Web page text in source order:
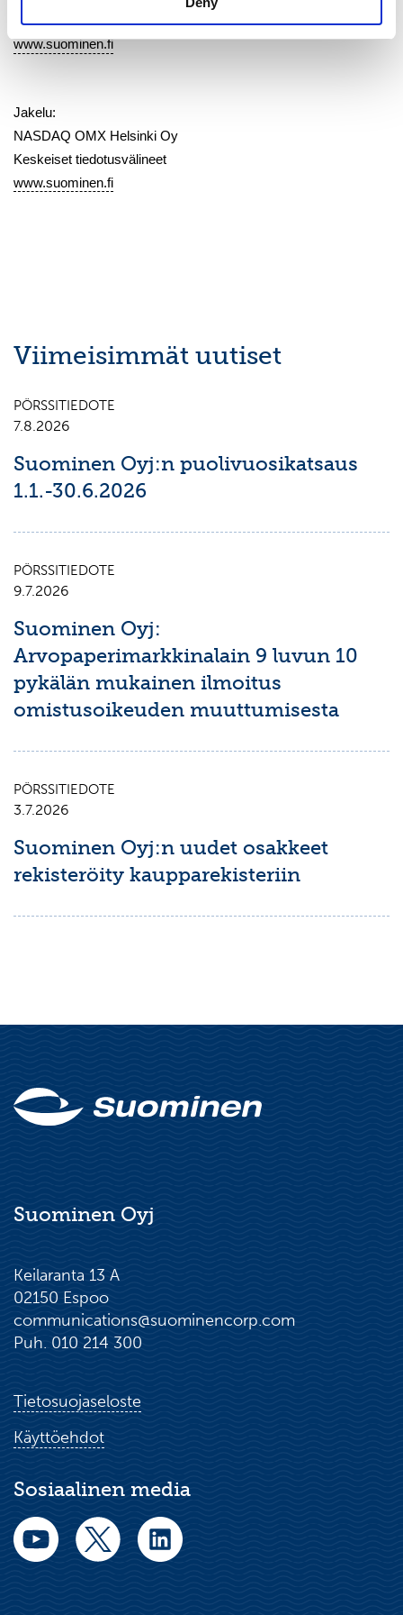
900. Suominen on listattuna NASDAQ OMX Helsingissä.
www.suominen.fi
Jakelu:
NASDAQ OMX Helsinki Oy
Keskeiset tiedotusvälineet
www.suominen.fi
Viimeisimmät uutiset
PÖRSSITIEDOTE
7.8.2026
Suominen Oyj:n puolivuosikatsaus
1.1.-30.6.2026
PÖRSSITIEDOTE
9.7.2026
Suominen Oyj:
Arvopaperimarkkinalain 9 luvun 10
pykälän mukainen ilmoitus
omistusoikeuden muuttumisesta
PÖRSSITIEDOTE
3.7.2026
Suominen Oyj:n uudet osakkeet
rekisteröity kaupparekisteriin
Suominen Oyj
Keilaranta 13 A
02150 Espoo
communications@suominencorp.com
Puh. 010 214 300
Tietosuojaseloste
Käyttöehdot
Sosiaalinen media